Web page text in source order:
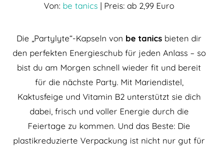
Von: be tanics | Preis: ab 2,99 Euro
Die „Partylyte“-Kapseln von be tanics bieten dir
den perfekten Energieschub für jeden Anlass – so
bist du am Morgen schnell wieder fit und bereit
für die nächste Party. Mit Mariendistel,
Kaktusfeige und Vitamin B2 unterstützt sie dich
dabei, frisch und voller Energie durch die
Feiertage zu kommen. Und das Beste: Die
plastikreduzierte Verpackung ist nicht nur gut für